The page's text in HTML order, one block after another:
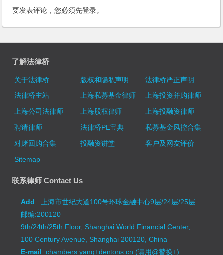
要发表评论，您必须先登录。
了解法律桥
关于法律桥 版权和隐私声明
法律桥严正声明
法律桥主站
上海私募基金律师
上海投资并购律师
上海公司法律师
上海股权律师
上海投融资律师
聘请律师
法律桥PE宝典
私募基金风控合集
对赌回购合集
投融资讲堂
客户及网友评价
Sitemap
联系律师 Contact Us
Add: 上海市世纪大道100号环球金融中心9层/24层/25层
邮编:200120
9th/24th/25th Floor, Shanghai World Financial Center,
100 Century Avenue, Shanghai 200120, China
E-mail: chambers.yang+dentons.cn (请用@替换+)